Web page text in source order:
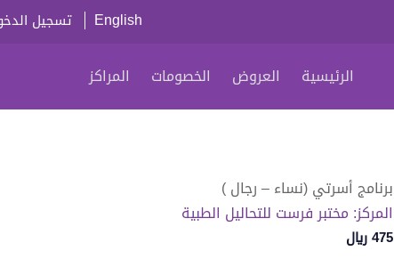
English تسجيل
الرئيسية العروض الخصومات المراكز
برنامج أسرتي (نساء – رجال )
المركز: مختبر فرست للتحاليل الطبية
475 ريال